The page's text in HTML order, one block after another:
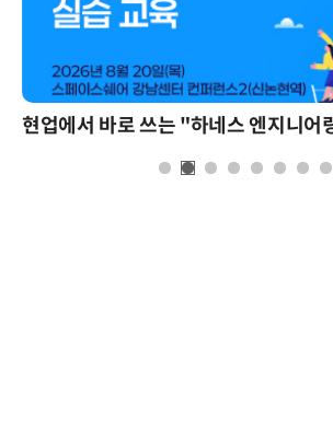
현업에서 바로 쓰는 "하네스 엔지니어